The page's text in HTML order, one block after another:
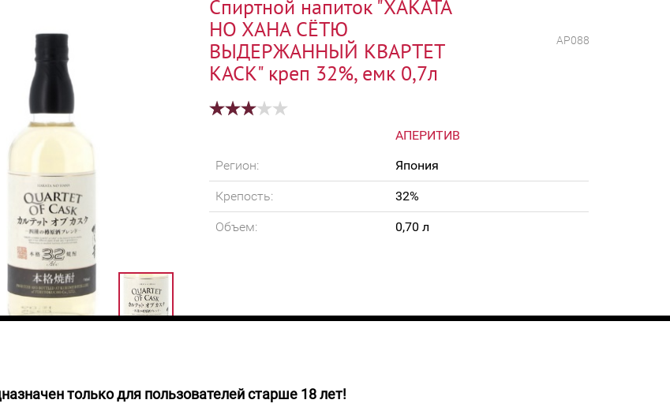
Спиртной напиток "ХАКАТА
НО ХАНА СЁТЮ
ВЫДЕРЖАННЫЙ КВАРТЕТ
КАСК" креп 32%, емк 0,7л
АР088
АПЕРИТИВ
Регион:
Япония
Крепость: 32%
Объем: 0,70 л
Цвет Напиток светло-золотистого цвета. Вкус Сётю
только для пользователей старше 18 лет!